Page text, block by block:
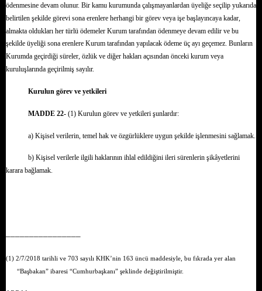
ödenmesine devam olunur. Bir kamu kurumunda çalışmayanlardan üyeliğe seçilip yukarıda
belirtilen şekilde görevi sona erenlere herhangi bir görev veya işe başlayıncaya kadar,
almakta oldukları her türlü ödemeler Kurum tarafından ödenmeye devam edilir ve bu
şekilde üyeliği sona erenlere Kurum tarafından yapılacak ödeme üç ayı geçemez. Bunların
Kurumda geçirdiği süreler, özlük ve diğer hakları açısından önceki kurum veya
kuruluşlarında geçirilmiş sayılır.
Kurulun görev ve yetkileri
MADDE 22-(1) Kurulun görev ve yetkileri şunlardır:
a) Kişisel verilerin, temel hak ve özgürlüklere uygun şekilde işlenmesini sağlamak.
b) Kişisel verilerle ilgili haklarının ihlal edildiğini ileri sürenlerin şikâyetlerini
karara bağlamak.
––––––––––––––––
(1) 2/7/2018 tarihli ve 703 sayılı KHK’nin 163 üncü maddesiyle, bu fıkrada yer alan
“Başbakan” ibaresi “Cumhurbaşkanı” şeklinde değiştirilmiştir.